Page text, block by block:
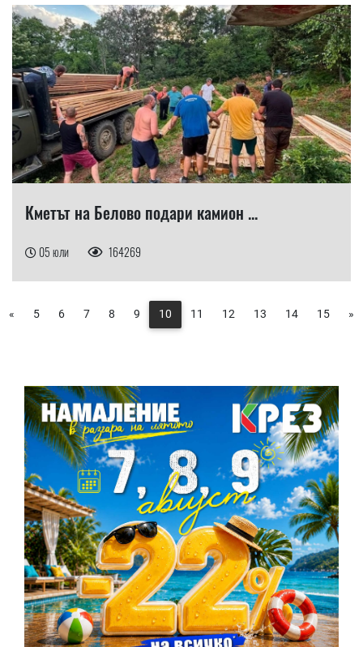
Кметът на Белово подари камион ...
05 юли 164269
« 5 6 7 8 9 10 11 12 13 14 15 »